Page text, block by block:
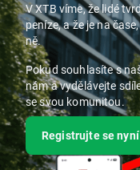
V XTB víme, že lidé
peníze, a že je na
ně.
Pokud souhlasíte s
nám a vydělávejte
se svou komunitou.
Registrujte se nyní